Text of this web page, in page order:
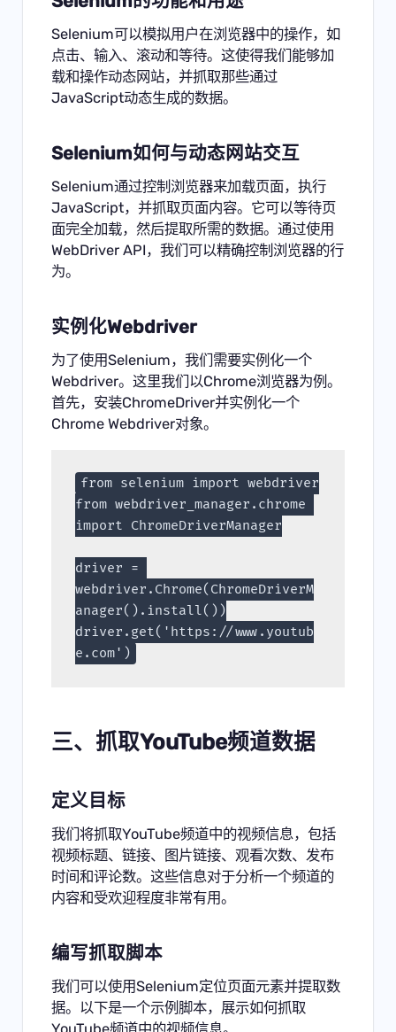
Selenium可以模拟用户在浏览器中的操作，如
点击、输入、滚动和等待。这使得我们能够加
载和操作动态网站，并抓取那些通过
JavaScript动态生成的数据。
Selenium如何与动态网站交互
Selenium通过控制浏览器来加载页面，执行
JavaScript，并抓取页面内容。它可以等待页
面完全加载，然后提取所需的数据。通过使用
WebDriver API，我们可以精确控制浏览器的行
为。
实例化Webdriver
为了使用Selenium，我们需要实例化一个
Webdriver。这里我们以Chrome浏览器为例。
首先，安装ChromeDriver并实例化一个
Chrome Webdriver对象。
from selenium import webdriver
from webdriver_manager.chrome
import ChromeDriverManager
driver =
webdriver.Chrome(ChromeDriverM
anager().install())
driver.get('https://www.youtub
e.com')
三、 抓取YouTube频道数据
定义目标
我们将抓取YouTube频道中的视频信息，包括
视频标题、链接、图片链接、观看次数、发布
时间和评论数。这些信息对于分析一个频道的
内容和受欢迎程度非常有用。
编写抓取脚本
我们可以使用Selenium定位页面元素并提取数
据。以下是一个示例脚本，展示如何抓取